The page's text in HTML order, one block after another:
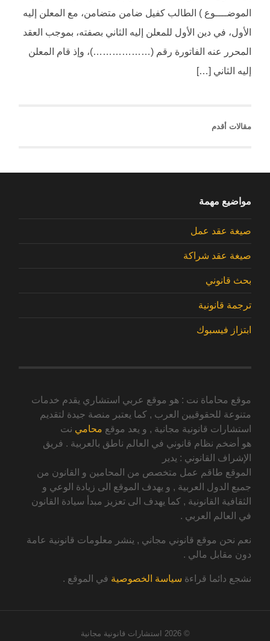
الموضــــوع ) الطالب كفيل ضامن متضامن، مع المعلن إليه
الأول، في دين الأول للمعلن إليه الثاني بصفته، بموجب العقد
المحرر عنه الفاتورة رقم (………………)، وإذ قام المعلن
إليه الثاني […]
مقالات أقدم
مواضيع مهمة
صيغة عقد عمل
صيغة عقد شراكة
بحث قانوني
ترجمة قانونية
ابتزاز فيسبوك
موقع محاماة نت : هو موقع عربي استشاري يقدم خدمات
متنوعة للحقوقيين العرب , كما يعتبر منصة جيدة لتقديم
استشارات قانونية مجانية , و يعد موقع محامي نت
هو أضخم نظام قانوني في العالم ناطق بالعربية . فريق
الإشراف القانوني : يدير
الموقع طاقم عمل متخصص من المحامين و القانون من
جميع الدول العربية , و يهدف الموقع الى زيادة الوعي و
الثقافية القانونية , كما يهدف الى تعزيز مبدأ سيادة القانون
في العالم العربي .
نعم نحن موقع قانوني مجاني , ينشر معلومات قانونية عامة
دون مقابل مالي .
نشجع دائما قراءة سياسة الخصوصية في الموقع .
© 2026 استشارات قانونية مجانية